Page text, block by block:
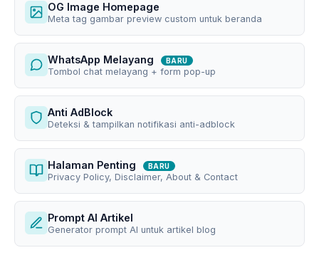
OG Image Homepage
Meta tag gambar preview custom untuk beranda
WhatsApp Melayang BARU
Tombol chat melayang + form pop-up
Anti AdBlock
Deteksi & tampilkan notifikasi anti-adblock
Halaman Penting BARU
Privacy Policy, Disclaimer, About & Contact
Prompt AI Artikel
Generator prompt AI untuk artikel blog